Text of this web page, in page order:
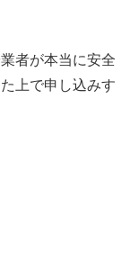
者が本当に安全
上で申し込みす